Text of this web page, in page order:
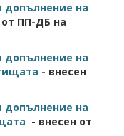
допълнение на
от ПП-ДБ на
допълнение на
- внесен
допълнение на
- внесен от